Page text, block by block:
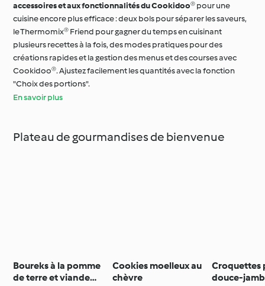
accessoires et aux fonctionnalités du Cookidoo®pour une
cuisine encore plus efficace : deux bols pour séparer les saveurs,
le Thermomix® Friend pour gagner du temps en cuisinant
plusieurs recettes à la fois, des modes pratiques pour des
créations rapides et la gestion des menus et des courses avec
Cookidoo®. Ajustez facilement les quantités avec la fonction
"Choix des portions".
En savoir plus
Plateau de gourmandises de bienvenue
Boureks à la pomme
de terre et viande
Cookies moelleux au
chèvre
Croquettes
douce-